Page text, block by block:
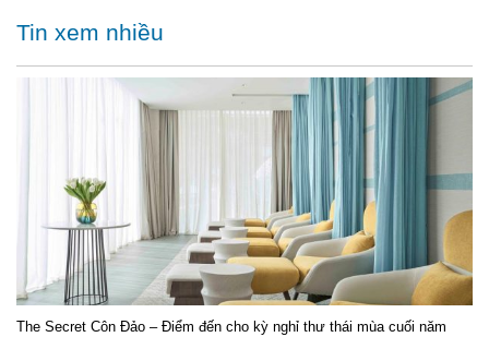
Tin xem nhiều
The Secret Côn Đảo – Điểm đến cho kỳ nghỉ thư thái mùa cuối năm